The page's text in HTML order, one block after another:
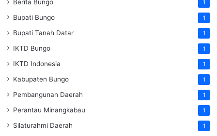
Berita Bungo 1
Bupati Bungo 1
Bupati Tanah Datar 1
IKTD Bungo 1
IKTD Indonesia 1
Kabupaten Bungo 1
Pembangunan Daerah 1
Perantau Minangkabau 1
Silaturahmi Daerah 1